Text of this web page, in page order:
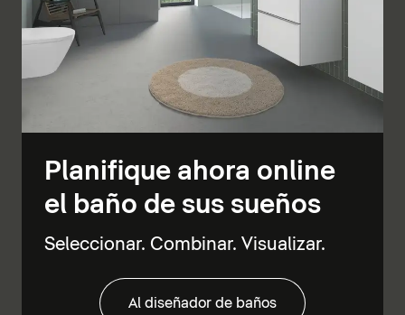
Planifique ahora online
el baño de sus sueños
Seleccionar. Combinar. Visualizar.
Al diseñador de baños